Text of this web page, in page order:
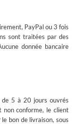
PayPal ou 3 fois
sont traitées par des
donnée bancaire
de 5 à 20 jours ouvrés
non conforme, le client
bon de livraison, sous